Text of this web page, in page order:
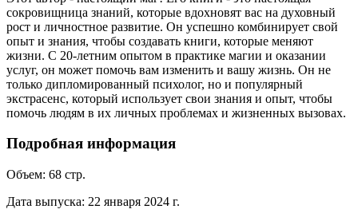
сокровищница знаний, которые вдохновят вас на духовный
рост и личностное развитие. Он успешно комбинирует свой
опыт и знания, чтобы создавать книги, которые меняют
жизни. С 20-летним опытом в практике магии и оказании
услуг, он может помочь вам изменить и вашу жизнь. Он не
только дипломированный психолог, но и популярный
экстрасенс, который использует свои знания и опыт, чтобы
помочь людям в их личных проблемах и жизненных вызовах.
Подробная информация
Объем: 68 стр.
Дата выпуска: 22 января 2024 г.